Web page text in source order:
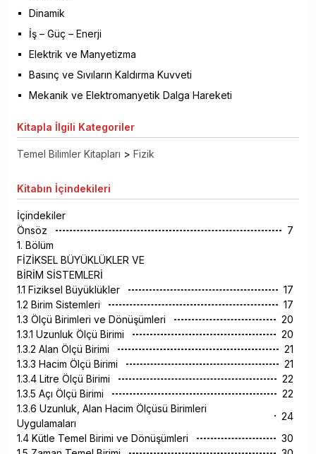
Dinamik
İş – Güç – Enerji
Elektrik ve Manyetizma
Basınç ve Sıvıların Kaldırma Kuvveti
Mekanik ve Elektromanyetik Dalga Hareketi
Kitapla İlgili Kategoriler
Temel Bilimler Kitapları > Fizik
Kitabın İçindekileri
İçindekiler
Önsöz
7
1. Bölüm
FİZİKSEL BÜYÜKLÜKLER VE
BİRİM SİSTEMLERİ
1.1 Fiziksel Büyüklükler
17
1.2 Birim Sistemleri
17
1.3 Ölçü Birimleri ve Dönüşümleri
20
1.3.1 Uzunluk Ölçü Birimi
20
1.3.2 Alan Ölçü Birimi
21
1.3.3 Hacim Ölçü Birimi
21
1.3.4 Litre Ölçü Birimi
22
1.3.5 Açı Ölçü Birimi
22
1.3.6 Uzunluk, Alan Hacim Ölçüsü Birimleri
Uygulamaları
24
1.4 Kütle Temel Birimi ve Dönüşümleri
30